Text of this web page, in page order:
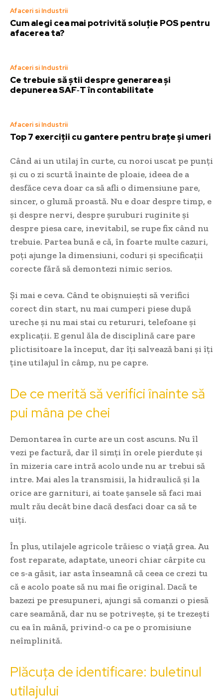
Afaceri si Industrii
Cum alegi cea mai potrivită soluție POS pentru
afacerea ta?
Afaceri si Industrii
Ce trebuie să știi despre generarea și
depunerea SAF‑T în contabilitate
Afaceri si Industrii
Top 7 exerciții cu gantere pentru brațe și umeri
Când ai un utilaj în curte, cu noroi uscat pe punți
și cu o zi scurtă înainte de ploaie, ideea de a
desfăce ceva doar ca să afli o dimensiune pare,
sincer, o glumă proastă. Nu e doar despre timp, e
și despre nervi, despre șuruburi ruginite și
despre piesa care, inevitabil, se rupe fix când nu
trebuie. Partea bună e că, în foarte multe cazuri,
poți ajunge la dimensiuni, coduri și specificații
corecte fără să demontezi nimic serios.
Și mai e ceva. Când te obișnuiești să verifici
corect din start, nu mai cumperi piese după
ureche și nu mai stai cu retururi, telefoane și
explicații. E genul ăla de disciplină care pare
plictisitoare la început, dar îți salvează bani și îți
ține utilajul în câmp, nu pe capre.
De ce merită să verifici înainte să
pui mâna pe chei
Demontarea în curte are un cost ascuns. Nu îl
vezi pe factură, dar îl simți în orele pierdute și
în mizeria care intră acolo unde nu ar trebui să
intre. Mai ales la transmisii, la hidraulică și la
orice are garnituri, ai toate șansele să faci mai
mult rău decât bine dacă desfaci doar ca să te
uiți.
În plus, utilajele agricole trăiesc o viață grea. Au
fost reparate, adaptate, uneori chiar cârpite cu
ce s-a găsit, iar asta înseamnă că ceea ce crezi tu
că e acolo poate să nu mai fie original. Dacă te
bazezi pe presupuneri, ajungi să comanzi o piesă
care seamănă, dar nu se potrivește, și te trezești
cu ea în mână, privind-o ca pe o promisiune
neîmplinită.
Plăcuța de identificare: buletinul
utilajului